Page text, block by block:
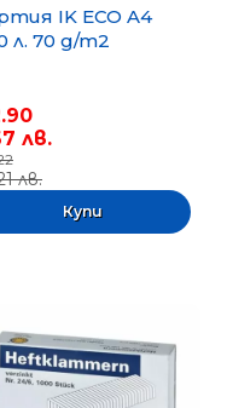
IK ECO A4
л. 70 g/m2
лв.
лв.